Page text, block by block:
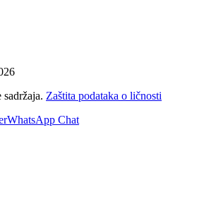
Zaštita podataka o ličnosti
WhatsApp Chat